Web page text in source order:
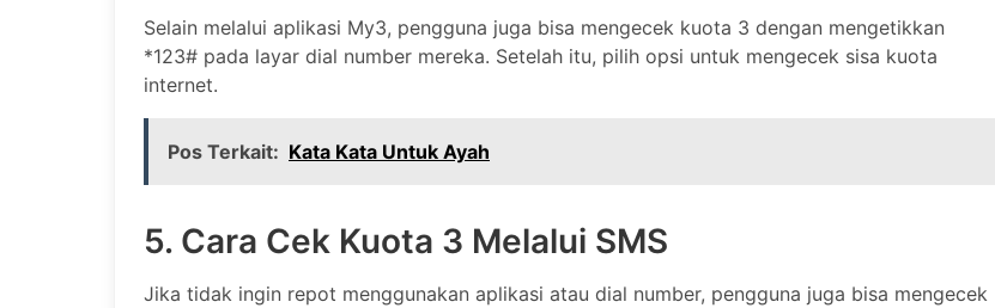
Selain melalui aplikasi My3, pengguna juga bisa mengecek kuota 3 dengan mengetikkan
*123# pada layar dial number mereka. Setelah itu, pilih opsi untuk mengecek sisa kuota
internet.
Pos Terkait: Kata Kata Untuk Ayah
5. Cara Cek Kuota 3 Melalui SMS
Jika tidak ingin repot menggunakan aplikasi atau dial number, pengguna juga bisa mengecek